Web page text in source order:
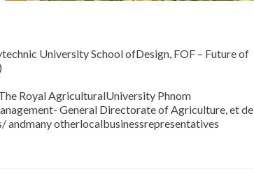
University School ofDesign, FOF – Future of
Royal AgriculturalUniversity Phnom
General Directorate of Agriculture, et de
andmany otherlocalbusinessrepresentatives